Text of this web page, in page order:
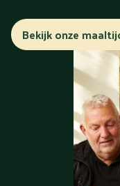
Bekijk onze